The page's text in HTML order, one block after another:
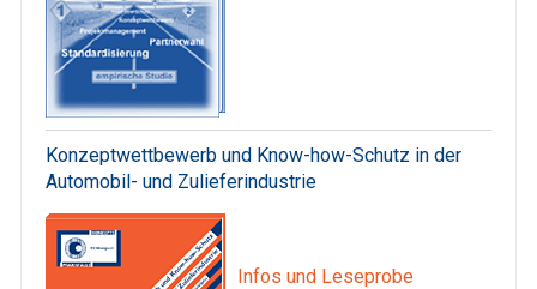
Konzeptwettbewerb und Know-how-Schutz in der
Automobil- und Zulieferindustrie
Infos und Leseprobe